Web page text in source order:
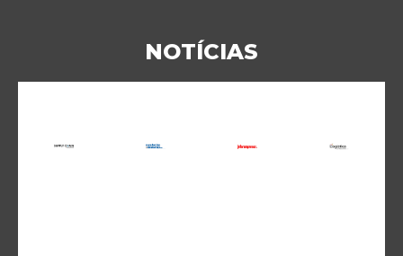
NOTÍCIAS